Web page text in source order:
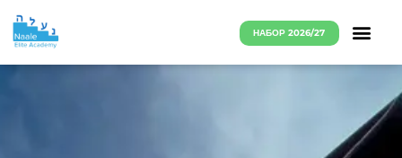
НАБОР 2026/27